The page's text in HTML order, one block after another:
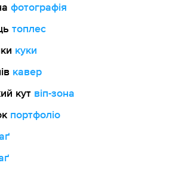
фотографія
топлес
куки
кавер
кут віп-зона
портфоліо